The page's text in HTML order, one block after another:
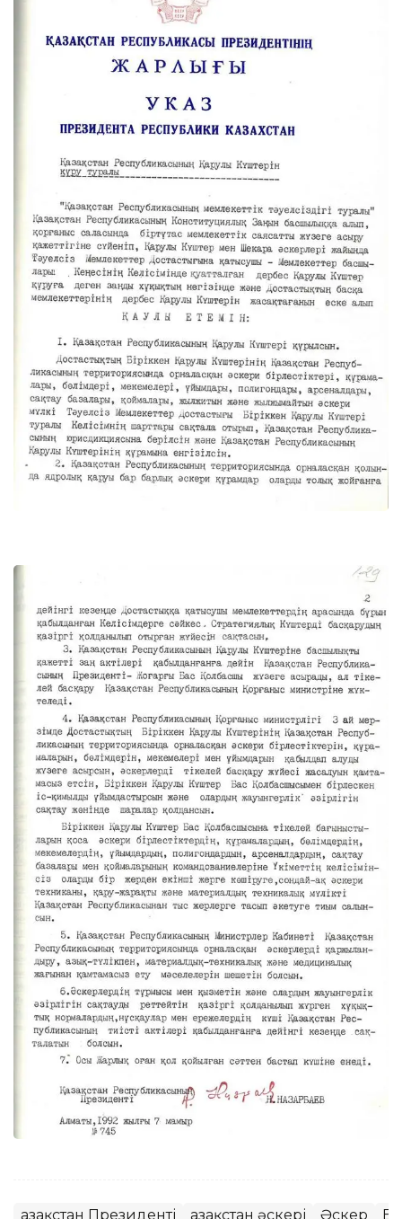
Қазақстан Президенті Қазақстан әскері Әскер